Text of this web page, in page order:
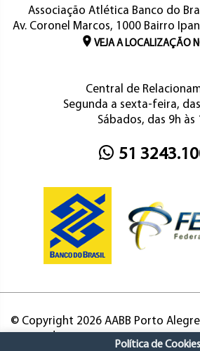
Associação Atlética Banco do
Av. Coronel Marcos, 1000 Bairro
VEJA A LOCALIZAÇÃO
Central de
Segunda a sexta-feira,
Sábados, das 9h às
51
© Copyright 2026 AABB Porto
Política de Cookies